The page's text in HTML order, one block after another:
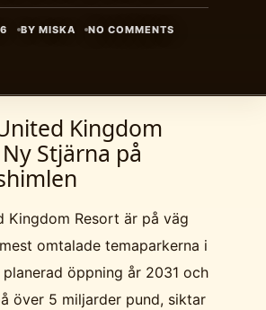
BY MISKA NO COMMENTS
Kingdom
Stjärna på
Kingdom Resort är på väg
omtalade temaparkerna i
planerad öppning år 2031 och
över 5 miljarder pund, siktar